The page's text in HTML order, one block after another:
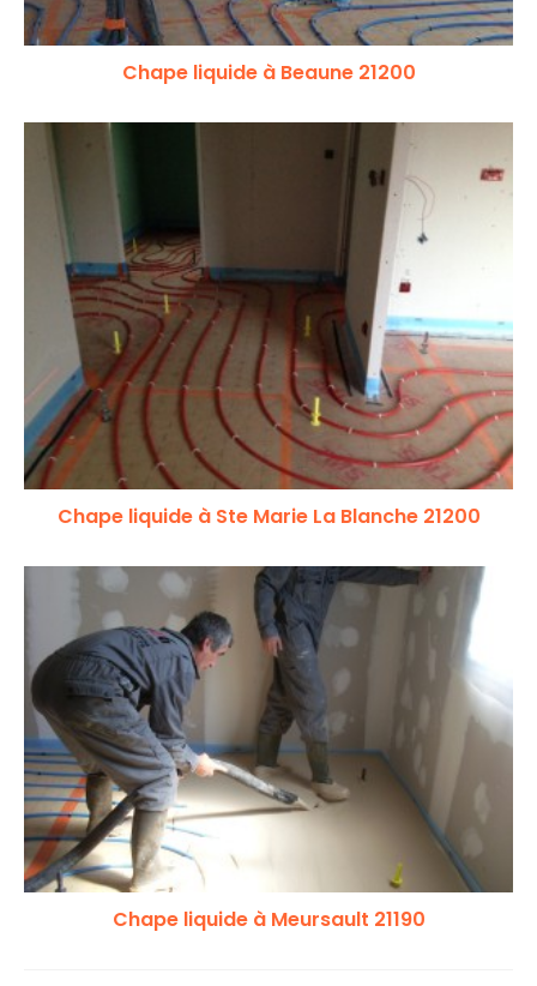
Chape liquide à Beaune 21200
Chape liquide à Ste Marie La Blanche 21200
Chape liquide à Meursault 21190